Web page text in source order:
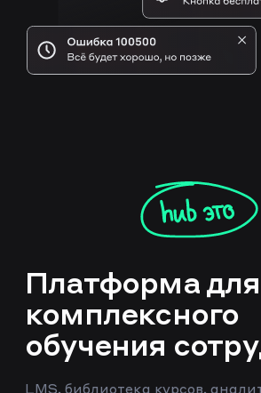
Платформа для
комплексного
обучения
LMS, библиотека курсов,